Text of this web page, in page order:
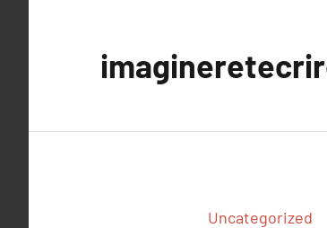
Uncategorized